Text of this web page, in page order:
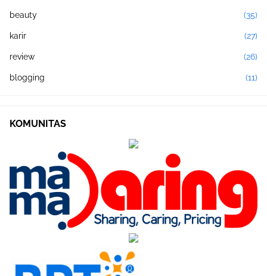
beauty (35)
karir (27)
review (26)
blogging (11)
KOMUNITAS